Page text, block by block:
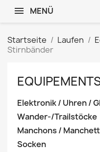
MENÜ
Startseite Laufen
Stirnbänder
Elektronik / Uhren /
Wander-/Trailstöcke
Manchons /
Socken